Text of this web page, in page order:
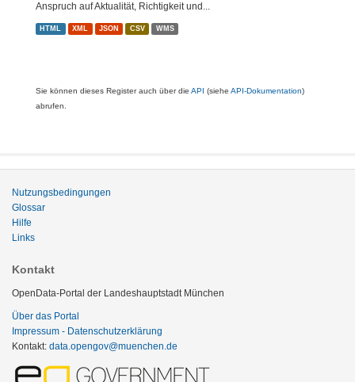
Anspruch auf Aktualität, Richtigkeit und...
HTML XML JSON CSV WMS
Sie können dieses Register auch über die API (siehe API-Dokumentation)
abrufen.
Nutzungsbedingungen
Glossar
Hilfe
Links
Kontakt
OpenData-Portal der Landeshauptstadt München
Über das Portal
Impressum - Datenschutzerklärung
Kontakt: data.opengov@muenchen.de